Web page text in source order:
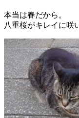
本当は春だから。
八重桜がキレイに咲